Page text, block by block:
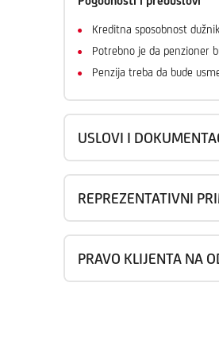
Kreditna sposobnost
Potrebno je da penzioner
Penzija treba da bude
USLOVI I
REPREZENTATIVNI
PRAVO KLIJENTA NA